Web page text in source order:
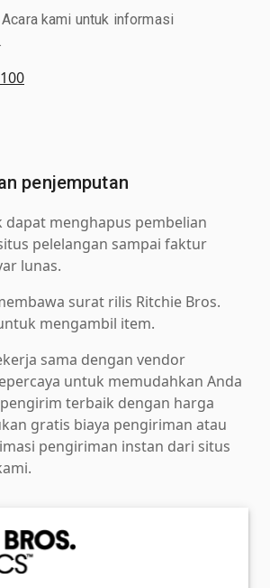
kami untuk informasi
penjemputan
dapat menghapus pembelian
pelelangan sampai faktur
lunas.
surat rilis Ritchie Bros.
mengambil item.
sama dengan vendor
untuk memudahkan Anda
terbaik dengan harga
gratis biaya pengiriman atau
pengiriman instan dari situs